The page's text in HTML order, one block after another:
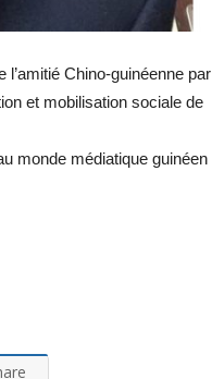
Chino-guinéenne par
et mobilisation sociale de
monde médiatique guinéen